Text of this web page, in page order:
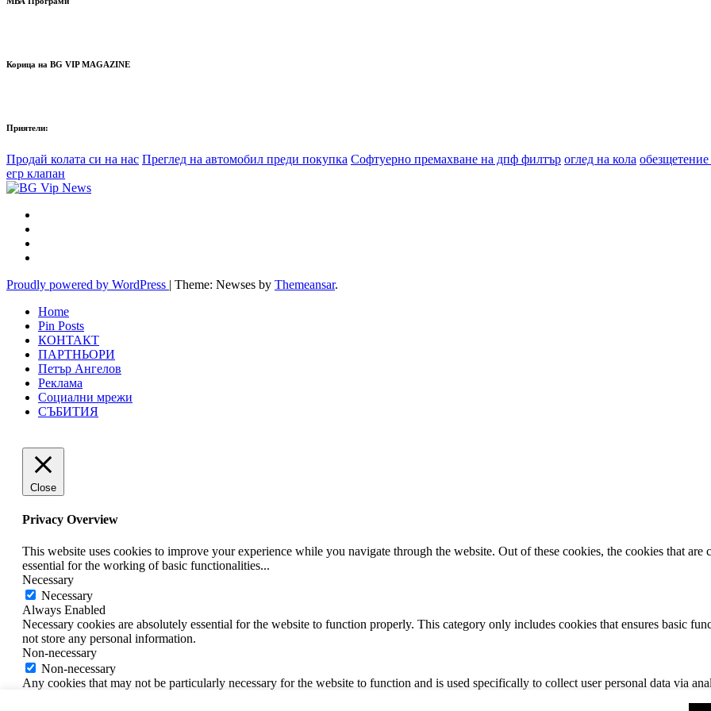
Корица на BG VIP MAGAZINE
Приятели:
Продай колата си на нас Преглед на автомобил преди покупка Софтуерно премахване на дпф филтър оглед на кола
егр клапан
Proudly powered by WordPress | Theme: Newses by Themeansar.
Home
Pin Posts
КОНТАКТ
ПАРТНЬОРИ
Петър Ангелов
Реклама
Социални мрежи
СЪБИТИЯ
Close
Privacy Overview
This website uses cookies to improve your experience while you navigate through the website. Out of these cookies, the cookies that are
essential for the working of basic functionalities...
Necessary
Necessary
Always Enabled
Necessary cookies are absolutely essential for the website to function properly. This category only includes cookies that ensures basic
not store any personal information.
Non-necessary
Non-necessary
Any cookies that may not be particularly necessary for the website to function and is used specifically to collect user personal data via